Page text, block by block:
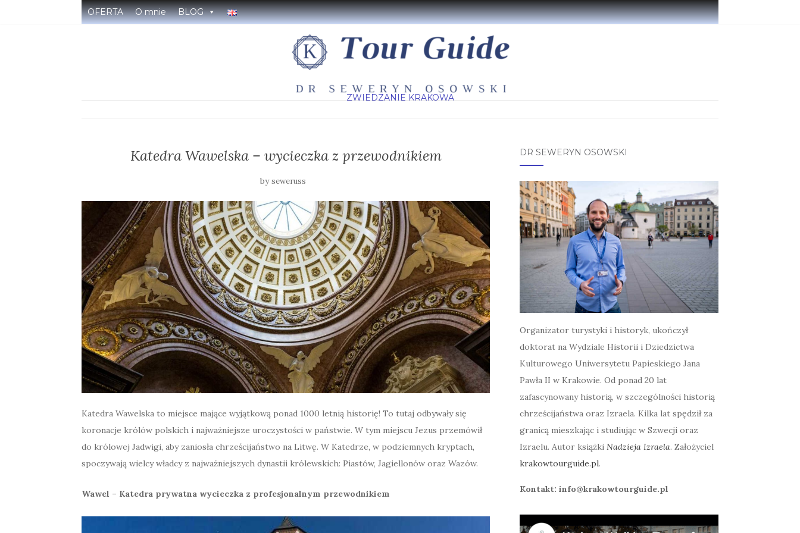
OFERTA O mnie BLOG
ZWIEDZANIE KRAKOWA
Katedra Wawelska – wycieczka z przewodnikiem
byseweruss
Katedra Wawelska to miejsce mające wyjątkową ponad 1000 letnią historię! To tutaj odbywały się
koronacje królów polskich i najważniejsze uroczystości w państwie. W tym miejscu Jezus przemówił
do królowej Jadwigi, aby zaniosła chrześcijaństwo na Litwę. W Katedrze, w podziemnych kryptach,
spoczywają wielcy władcy z najważniejszych dynastii królewskich: Piastów, Jagiellonów oraz Wazów.
Wawel – Katedra prywatna wycieczka z profesjonalnym przewodnikiem
DR SEWERYN OSOWSKI
Organizator turystyki i historyk, ukończył
doktorat na Wydziale Historii i Dziedzictwa
Kulturowego Uniwersytetu Papieskiego Jana
Pawła II w Krakowie. Od ponad 20 lat
zafascynowany historią, w szczególności historią
chrześcijaństwa oraz Izraela. Kilka lat spędził za
granicą mieszkając i studiując w Szwecji oraz
Izraelu. Autor książkiNadzieja Izraela. Założyciel
krakowtourguide.pl.
Kontakt: info@krakowtourguide.pl